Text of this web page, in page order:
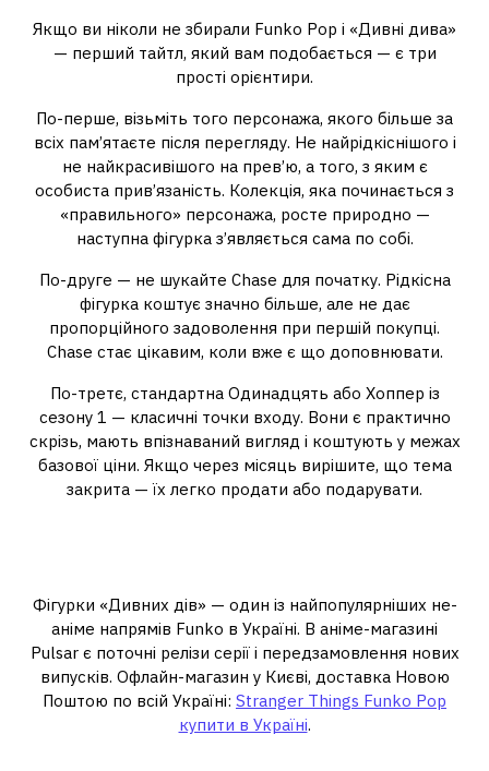
Якщо ви ніколи не збирали Funko Pop і «Дивні дива»
— перший тайтл, який вам подобається — є три
прості орієнтири.
По-перше, візьміть того персонажа, якого більше за
всіх пам’ятаєте після перегляду. Не найрідкіснішого і
не найкрасивішого на прев’ю, а того, з яким є
особиста прив’язаність. Колекція, яка починається з
«правильного» персонажа, росте природно —
наступна фігурка з’являється сама по собі.
По-друге — не шукайте Chase для початку. Рідкісна
фігурка коштує значно більше, але не дає
пропорційного задоволення при першій покупці.
Chase стає цікавим, коли вже є що доповнювати.
По-третє, стандартна Одинадцять або Хоппер із
сезону 1 — класичні точки входу. Вони є практично
скрізь, мають впізнаваний вигляд і коштують у межах
базової ціни. Якщо через місяць вирішите, що тема
закрита — їх легко продати або подарувати.
Фігурки «Дивних дів» — один із найпопулярніших не-
аніме напрямів Funko в Україні. В аніме-магазині
Pulsar є поточні релізи серії і передзамовлення нових
випусків. Офлайн-магазин у Києві, доставка Новою
Поштою по всій Україні: Stranger Things Funko Pop
купити в Україні.